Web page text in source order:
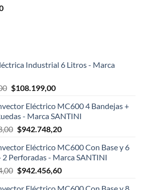
Industrial 6 Litros - Marca
El
original
era:
$124.999,00.
$108.199,00El
actual
es:
$108.199,00.
Eléctrico MC600 4 Bandejas +
- Marca SANTINI
El
original
era:
$1.047.498,00.
$942.748,20El
actual
es:
$942.748,20.
Eléctrico MC600 Con Base y 6
2 Perforadas - Marca SANTINI
El
$942.456,60El